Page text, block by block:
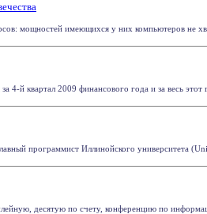
мощностей имеющихся у них компьютеров не
4-й квартал 2009 финансового года и за весь
программист Иллинойского университета
десятую по счету, конференцию по